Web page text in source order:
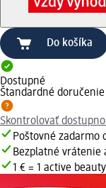
Do košíka
Dostupné
Štandardné
Skontrolovať
Poštovné zadarmo
Bezplatné vrátenie
1 € = 1 active